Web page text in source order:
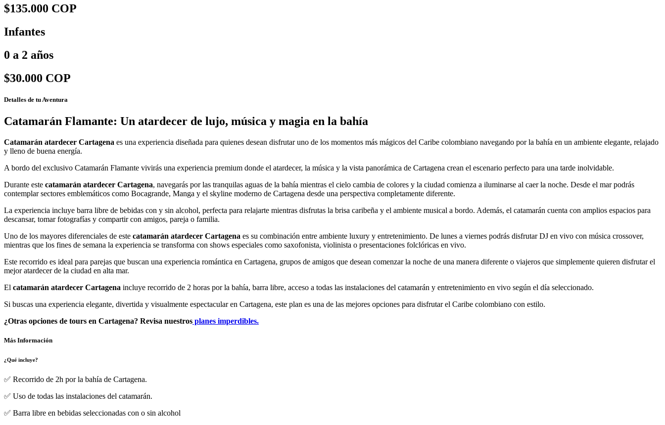
$135.000 COP
Infantes
0 a 2 años
$30.000 COP
Detalles de tu Aventura
Catamarán Flamante: Un atardecer de lujo, música y magia en la bahía
Catamarán atardecer Cartagena es una experiencia diseñada para quienes desean disfrutar uno de los momentos más mágicos del Caribe colombiano navegando por la bahía en un ambiente elegante, relajado
y lleno de buena energía.
A bordo del exclusivo Catamarán Flamante vivirás una experiencia premium donde el atardecer, la música y la vista panorámica de Cartagena crean el escenario perfecto para una tarde inolvidable.
Durante este catamarán atardecer Cartagena, navegarás por las tranquilas aguas de la bahía mientras el cielo cambia de colores y la ciudad comienza a iluminarse al caer la noche. Desde el mar podrás
contemplar sectores emblemáticos como Bocagrande, Manga y el skyline moderno de Cartagena desde una perspectiva completamente diferente.
La experiencia incluye barra libre de bebidas con y sin alcohol, perfecta para relajarte mientras disfrutas la brisa caribeña y el ambiente musical a bordo. Además, el catamarán cuenta con amplios espacios para
descansar, tomar fotografías y compartir con amigos, pareja o familia.
Uno de los mayores diferenciales de este catamarán atardecer Cartagena es su combinación entre ambiente luxury y entretenimiento. De lunes a viernes podrás disfrutar DJ en vivo con música crossover,
mientras que los fines de semana la experiencia se transforma con shows especiales como saxofonista, violinista o presentaciones folclóricas en vivo.
Este recorrido es ideal para parejas que buscan una experiencia romántica en Cartagena, grupos de amigos que desean comenzar la noche de una manera diferente o viajeros que simplemente quieren disfrutar el
mejor atardecer de la ciudad en alta mar.
El catamarán atardecer Cartagena incluye recorrido de 2 horas por la bahía, barra libre, acceso a todas las instalaciones del catamarán y entretenimiento en vivo según el día seleccionado.
Si buscas una experiencia elegante, divertida y visualmente espectacular en Cartagena, este plan es una de las mejores opciones para disfrutar el Caribe colombiano con estilo.
¿Otras opciones de tours en Cartagena? Revisa nuestros planes imperdibles.
Más Información
¿Qué incluye?
✅ Recorrido de 2h por la bahía de Cartagena.
✅ Uso de todas las instalaciones del catamarán.
✅ Barra libre en bebidas seleccionadas con o sin alcohol